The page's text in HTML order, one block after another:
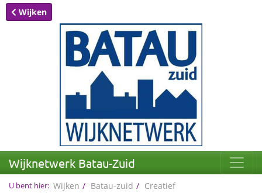
Wijken
Wijknetwerk Batau-Zuid
U bent hier: Wijken Batau-zuid Creatief